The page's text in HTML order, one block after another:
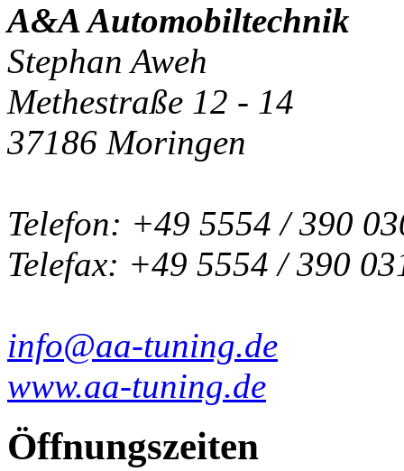
A&A Automobiltechnik
Stephan Aweh
Methestraße 12 - 14
37186 Moringen
Telefon: +49 5554 / 390
Telefax: +49 5554 / 390
info@aa-tuning.de
www.aa-tuning.de
Öffnungszeiten